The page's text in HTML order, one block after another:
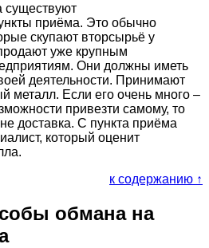
существуют
приёма. Это обычно
скупают вторсырьё у
уже крупным
Они должны иметь
деятельности. Принимают
металл. Если его очень много –
привезти самому, то
доставка. С пункта приёма
который оценит
к содержанию ↑
обмана на